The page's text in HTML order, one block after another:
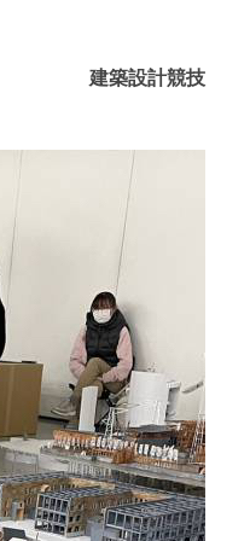
建築設計競技